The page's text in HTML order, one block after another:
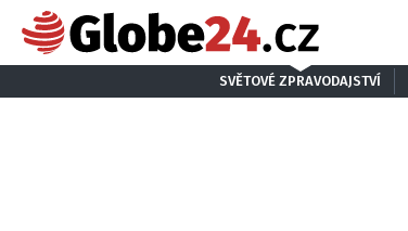
SVĚTOVÉ ZPRAVODAJSTVÍ